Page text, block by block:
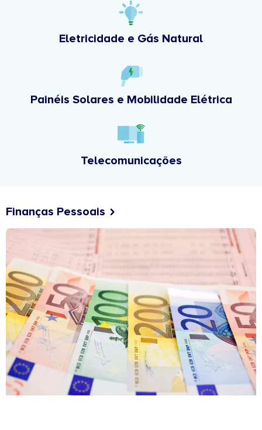
Eletricidade e Gás Natural
Painéis Solares e Mobilidade Elétrica
Telecomunicações
Finanças Pessoais